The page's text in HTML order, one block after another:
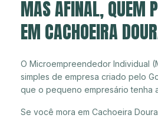
MAS AFINAL, QUEM
EM CACHOEIRA
O Microempreendedor Individual
simples de empresa criado pelo
que o pequeno empresário tenha
Se você mora em Cachoeira